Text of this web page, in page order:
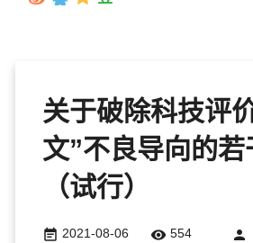
关于破除科技评
文”不良导向的若
（试行）
 2021-08-06  554 